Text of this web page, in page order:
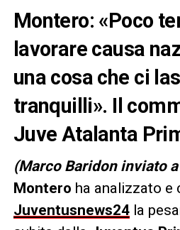
Montero: «Poco
lavorare causa
una cosa che ci
tranquilli». Il
Juve Atalanta
(Marco Baridon inviato
Montero ha analizzato e
Juventusnews24la